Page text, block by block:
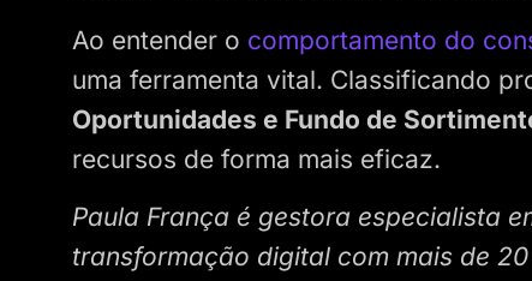
Ao entender o comportamento do
uma ferramenta vital. Classificando
Oportunidades e Fundo de
recursos de forma mais eficaz.
Paula França é gestora especialista
transformação digital com mais de